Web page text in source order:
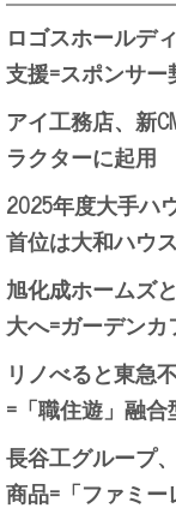
ロゴスホールデ
支援=スポンサ
アイ工務店、新
ラクターに起用
2025年度大手ハ
首位は大和ハウ
旭化成ホームズ
大へ=ガーデン
リノべると東急
=「職住遊」融
長谷工グループ
商品=「ファミ